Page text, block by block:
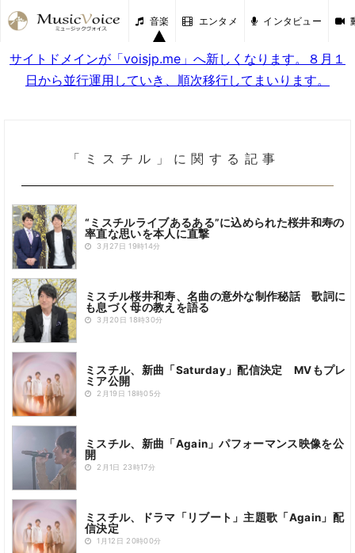
音楽 エンタメ インタビュー
サイトドメインが「voisjp.me」へ新しくなります。８月１
日から並行運用していき、順次移行してまいります。
「ミスチル」に関する記事
“ミスチルライブあるある”に込められた桜井和寿の
率直な思いを本人に直撃
3月27日 19時14分
ミスチル桜井和寿、名曲の意外な制作秘話 歌詞に
も息づく母の教えを語る
3月20日 18時30分
ミスチル、新曲「Saturday」配信決定 MVもプレ
ミア公開
2月19日 18時05分
ミスチル、新曲「Again」パフォーマンス映像を公
開
2月1日 23時17分
ミスチル、ドラマ「リブート」主題歌「Again」配
信決定
1月12日 20時00分